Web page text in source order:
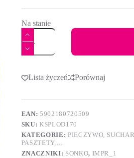
Na stanie
ilość
SONKO
Pieczywo
chrupkie
z
orkiszem
dynią
g
(31
sztuk)
t
a
t
i
v
e
Lista życzeń Porównaj
EAN:5902180720509
SKU:KSPLOD170
KATEGORIE: PIECZYWO,
PASZTETY,…
ZNACZNIKI: SONKO, IMPR_1